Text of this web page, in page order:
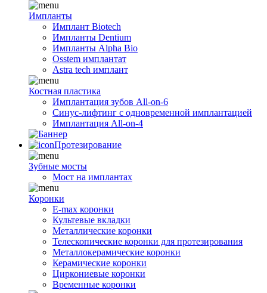
Импланты
Имплант Biotech
Импланты Dentium
Импланты Alpha Bio
Osstem имплантат
Astra tech имплант
Костная пластика
Имплантация зубов All-on-6
Синус-лифтинг с одновременной имплантацией
Имплантация All-on-4
Протезирование
Зубные мосты
Мост на имплантах
Коронки
E-max коронки
Культевые вкладки
Металлические коронки
Телескопические коронки для протезирования
Металлокерамические коронки
Керамические коронки
Циркониевые коронки
Временные коронки